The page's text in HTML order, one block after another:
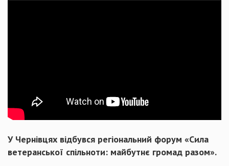
У Чернівцях відбувся регіональний форум «Сила
ветеранської спільноти: майбутнє громад разом».